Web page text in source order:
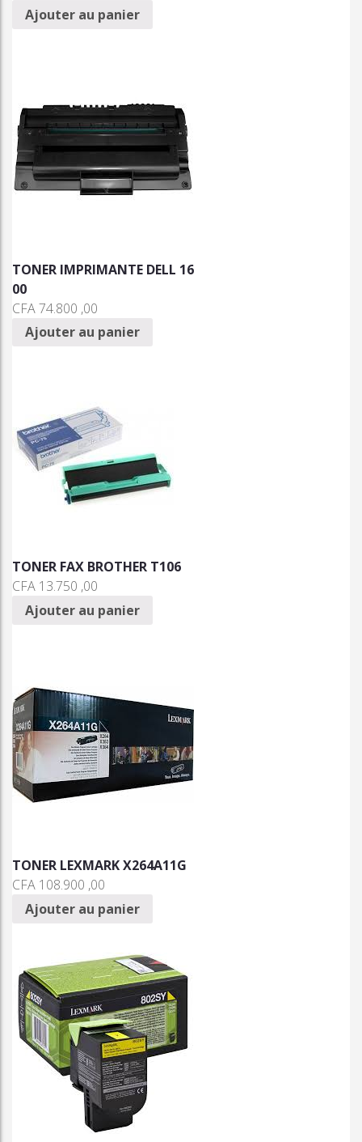
Ajouter au panier
TONER IMPRIMANTE DELL 16
00
CFA74.800 ,00
Ajouter au panier
TONER FAX BROTHER T106
CFA 13.750 ,00
Ajouter au panier
TONER LEXMARK X264A11G
CFA 108.900 ,00
Ajouter au panier